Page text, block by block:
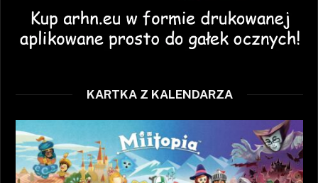
KARTKA Z KALENDARZA